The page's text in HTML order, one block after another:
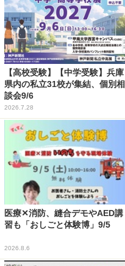
【高校受験】【中学受験】兵庫
県内の私立31校が集結、個別相
談会9/6
2026.7.28
医療✕消防、縫合デモやAED講
習も「おしごと体験博」9/5
2026.8.6